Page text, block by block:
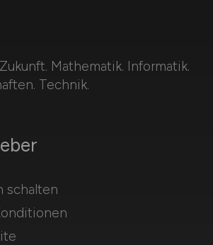
Mathematik. Informatik.
Technik.
schalten